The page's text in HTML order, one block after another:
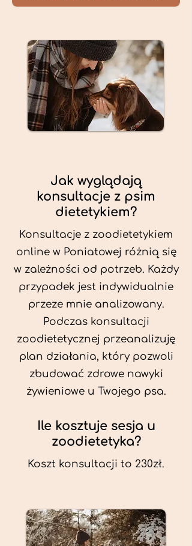
Jak wyglądają
konsultacje z psim
dietetykiem?
Konsultacje z zoodietetykiem
online w Poniatowej różnią się
w zależności od potrzeb. Każdy
przypadek jest indywidualnie
przeze mnie analizowany.
Podczas konsultacji
zoodietetycznej przeanalizuję
plan działania, który pozwoli
zbudować zdrowe nawyki
żywieniowe u Twojego psa.
Ile kosztuje sesja u
zoodietetyka?
Koszt konsultacji to 230zł.